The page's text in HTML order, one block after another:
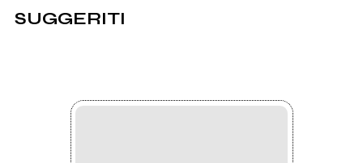
SUGGERITI